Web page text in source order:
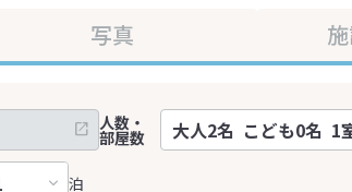
写真
泊
人数・
部屋数